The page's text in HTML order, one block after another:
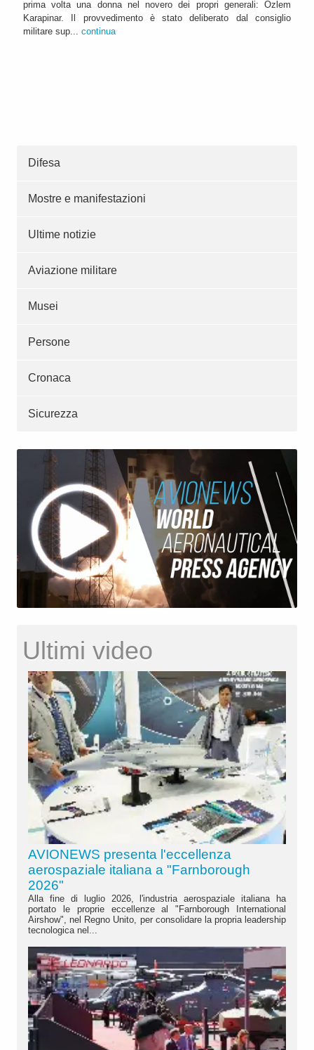
prima volta una donna nel novero dei propri generali: Ozlem
Karapinar. Il provvedimento è stato deliberato dal consiglio
militare sup... continua
Difesa
Mostre e manifestazioni
Ultime notizie
Aviazione militare
Musei
Persone
Cronaca
Sicurezza
Ultimi video
AVIONEWS presenta l'eccellenza
aerospaziale italiana a "Farnborough
2026"
Alla fine di luglio 2026, l'industria aerospaziale italiana ha
portato le proprie eccellenze al "Farnborough International
Airshow", nel Regno Unito, per consolidare la propria leadership
tecnologica nel...